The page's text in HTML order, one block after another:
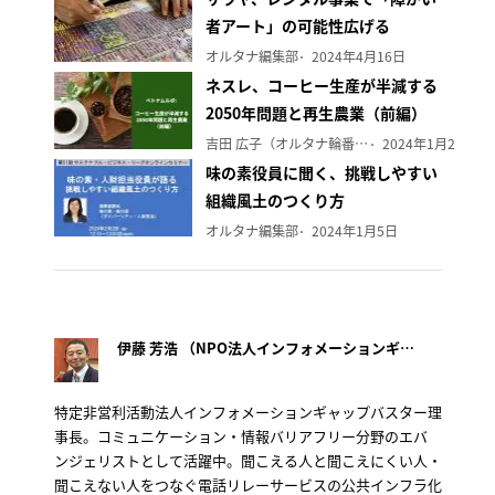
者アート」の可能性広げる
オルタナ編集部 2024年4月16日
ネスレ、コーヒー生産が半減する
2050年問題と再生農業（前編）
吉田 広子（オルタナ輪番編集長） 2024年1月29日
味の素役員に聞く、挑戦しやすい
組織風土のつくり方
オルタナ編集部 2024年1月5日
伊藤 芳浩 （NPO法人インフォメーションギャップバスター）
特定非営利活動法人インフォメーションギャップバスター理
事長。コミュニケーション・情報バリアフリー分野のエバ
ンジェリストとして活躍中。聞こえる人と聞こえにくい人・
聞こえない人をつなぐ電話リレーサービスの公共インフラ化